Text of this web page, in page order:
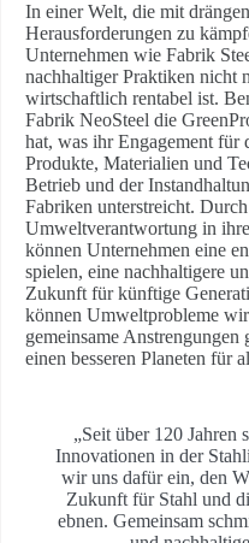
In einer Welt, die mit
Herausforderungen zu
Unternehmen wie Fabrik
nachhaltiger Praktiken nicht
wirtschaftlich rentabel ist.
Fabrik NeoSteel die
hat, was ihr Engagement für
Produkte, Materialien und
Betrieb und der
Fabriken unterstreicht.
Umweltverantwortung in
können Unternehmen eine
spielen, eine nachhaltigere
Zukunft für künftige
können Umweltprobleme
gemeinsame Anstrengungen
einen besseren Planeten für
„Seit über 120 Jahren
Innovationen in der
wir uns dafür ein, den
Zukunft für Stahl und
ebnen. Gemeinsam